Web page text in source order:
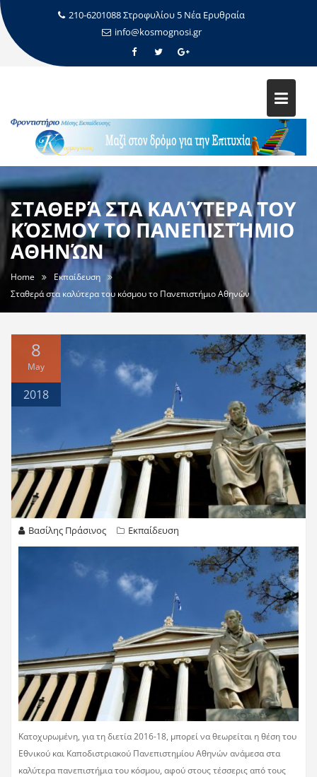
210-6201088 Στροφυλίου 5 Νέα Ερυθραία
info@kosmognosi.gr
ΣΤΑΘΕΡΆ ΣΤΑ ΚΑΛΎΤΕΡΑ ΤΟΥ
ΚΌΣΜΟΥ ΤΟ ΠΑΝΕΠΙΣΤΉΜΙΟ
ΑΘΗΝΏΝ
Home
Εκπαίδευση
Σταθερά στα καλύτερα του κόσμου το Πανεπιστήμιο Αθηνών
8
May
2018
Βασίλης Πράσινος Εκπαίδευση
Κατοχυρωμένη, για τη διετία 2016-18, μπορεί να θεωρείται η θέση του
Εθνικού και Καποδιστριακού Πανεπιστημίου Αθηνών ανάμεσα στα
καλύτερα πανεπιστήμια του κόσμου, αφού στους τέσσερις από τους